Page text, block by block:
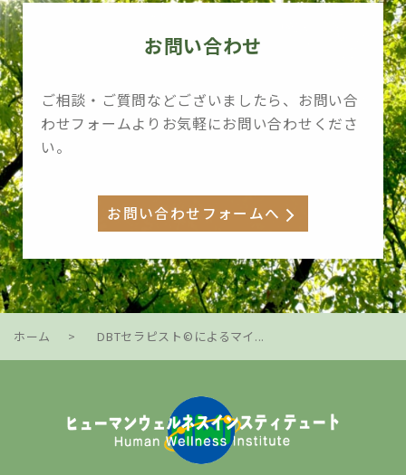
お問い合わせ
ご相談・ご質問などございましたら、お問い合
わせフォームよりお気軽にお問い合わせくださ
い。
お問い合わせフォームへ
ホーム > DBTセラピスト©によるマイ...